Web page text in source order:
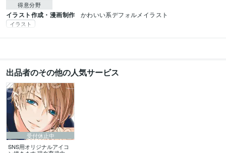
得意分野
イラスト作成・漫画制作 かわいい系デフォルメイラスト
イラスト
出品者のその他の人気サービス
受付休止中
SNS用オリジナルアイコ